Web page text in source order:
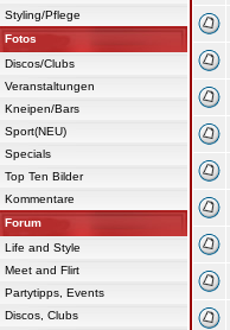
Styling/Pflege
Fotos
Discos/Clubs
Veranstaltungen
Kneipen/Bars
Sport(NEU)
Specials
Top Ten Bilder
Kommentare
Forum
Life and Style
Meet and Flirt
Partytipps, Events
Discos, Clubs